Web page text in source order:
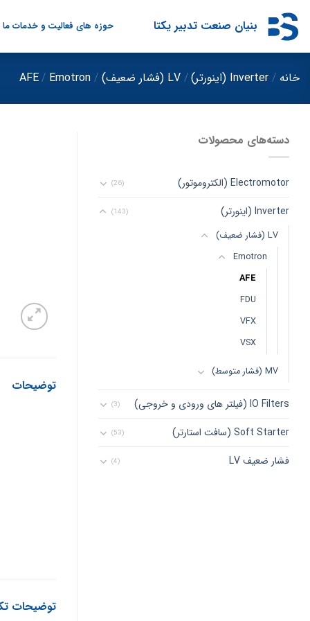
Skip
content
بنیان صنعت تدبیر یکتا حوزه های فعالیت و خدمات ما
خانه / Inverter (اینورتر) / LV (فشار ضعیف) /
Emotron
/
AFE
دسته‌های محصولات
Electromotor (الکتروموتور) (26)
Inverter (اینورتر) (143)
LV (فشار ضعیف)
Emotron
AFE
FDU
VFX
VSX
MV (فشار متوسط)
IO Filters (فیلتر های ورودی و خروجی) (3)
Soft Starter (سافت استارتر) (53)
فشار ضعیف LV (4)
توضیحات
توضیحات